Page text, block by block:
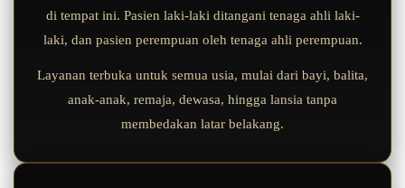
di tempat ini. Pasien laki-laki ditangani tenaga ahli laki-
laki, dan pasien perempuan oleh tenaga ahli perempuan.
Layanan terbuka untuk semua usia, mulai dari bayi, balita,
anak-anak, remaja, dewasa, hingga lansia tanpa
membedakan latar belakang.